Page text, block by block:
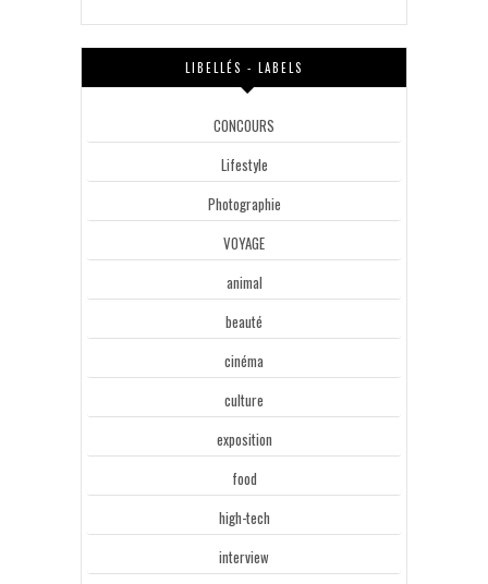
LIBELLÉS - LABELS
CONCOURS
Lifestyle
Photographie
VOYAGE
animal
beauté
cinéma
culture
exposition
food
high-tech
interview